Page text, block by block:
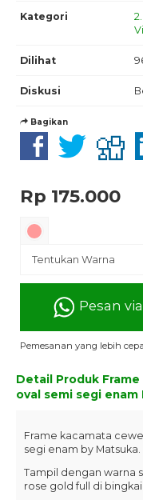
Kategori
Dilihat
Diskusi
Bagikan
Rp 175.000
Pesan
Pemesanan yang lebih
Detail Produk
oval semi segi enam
Frame kacamata
segi enam by Matsuka.
Tampil dengan warna
rose gold full di